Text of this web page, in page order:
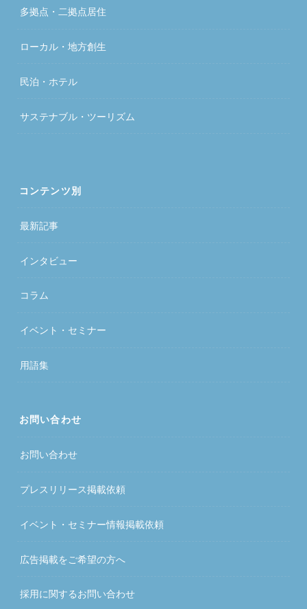
多拠点・二拠点居住
ローカル・地方創生
民泊・ホテル
サステナブル・ツーリズム
コンテンツ別
最新記事
インタビュー
コラム
イベント・セミナー
用語集
お問い合わせ
お問い合わせ
プレスリリース掲載依頼
イベント・セミナー情報掲載依頼
広告掲載をご希望の方へ
採用に関するお問い合わせ